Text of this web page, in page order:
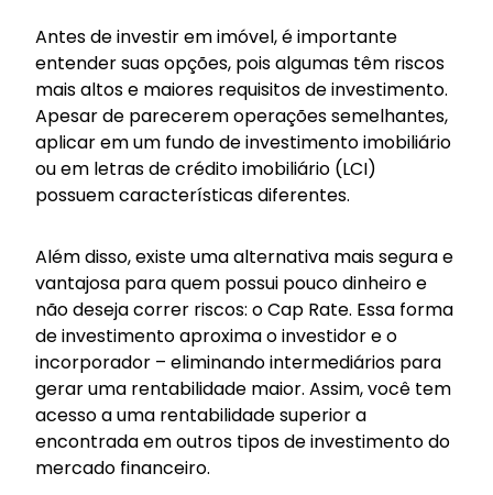
Antes de investir em imóvel, é importante
entender suas opções, pois algumas têm riscos
mais altos e maiores requisitos de investimento.
Apesar de parecerem operações semelhantes,
aplicar em um fundo de investimento imobiliário
ou em letras de crédito imobiliário (LCI)
possuem características diferentes.
Além disso, existe uma alternativa mais segura e
vantajosa para quem possui pouco dinheiro e
não deseja correr riscos: o Cap Rate. Essa forma
de investimento aproxima o investidor e o
incorporador – eliminando intermediários para
gerar uma rentabilidade maior. Assim, você tem
acesso a uma rentabilidade superior a
encontrada em outros tipos de investimento do
mercado financeiro.